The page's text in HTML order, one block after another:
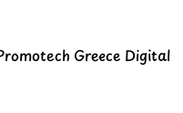
Greece Digital